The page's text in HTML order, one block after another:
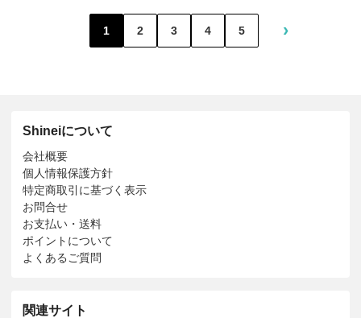
1 2 3 4 5 ›
Shineiについて
会社概要
個人情報保護方針
特定商取引に基づく表示
お問合せ
お支払い・送料
ポイントについて
よくあるご質問
関連サイト